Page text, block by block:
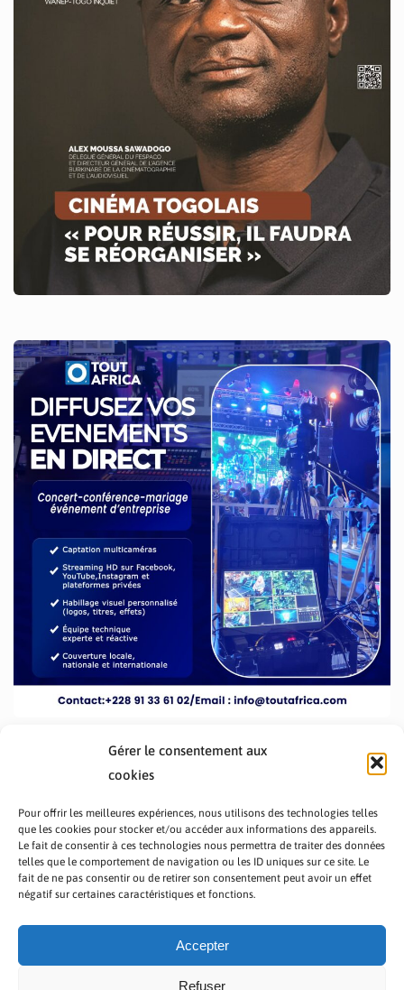
Gérer le consentement aux
cookies
Pour offrir les meilleures expériences, nous utilisons des technologies telles
que les cookies pour stocker et/ou accéder aux informations des appareils.
Le fait de consentir à ces technologies nous permettra de traiter des données
telles que le comportement de navigation ou les ID uniques sur ce site. Le
fait de ne pas consentir ou de retirer son consentement peut avoir un effet
négatif sur certaines caractéristiques et fonctions.
Accepter
Refuser
PRÉSENTATION TOUTAFRICA
A PROPOS